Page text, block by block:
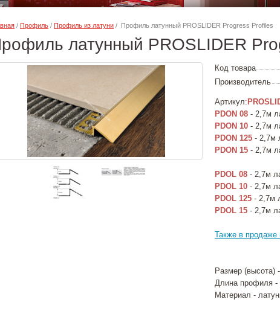
/ Профиль / Профиль из латуни / Профиль латунный PROSLIDER Progress Profiles
латунный PROSLIDER
Код товара
Производитель
Артикул:
PDON 08 - 2,7м
PDON 10 - 2,7м
PDON 125 - 2,7м
PDON 15 - 2,7м
PDOL 08 - 2,7м
PDOL 10 - 2,7м
PDOL 125 - 2,7м
PDOL 15 - 2,7м
Также в продаже
Размер
Длина профиля -
Материал -